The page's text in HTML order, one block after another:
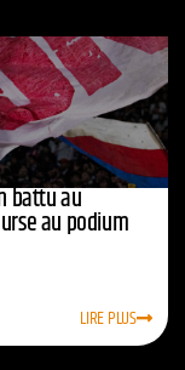
battu au
au podium
LIRE PLUS